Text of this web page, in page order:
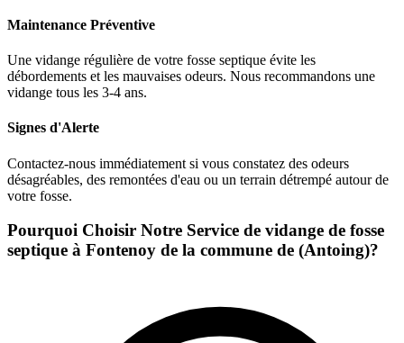
Maintenance Préventive
Une vidange régulière de votre fosse septique évite les
débordements et les mauvaises odeurs. Nous recommandons une
vidange tous les 3-4 ans.
Signes d'Alerte
Contactez-nous immédiatement si vous constatez des odeurs
désagréables, des remontées d'eau ou un terrain détrempé autour de
votre fosse.
Pourquoi Choisir Notre Service de vidange de fosse
septique à Fontenoy de la commune de (Antoing)?